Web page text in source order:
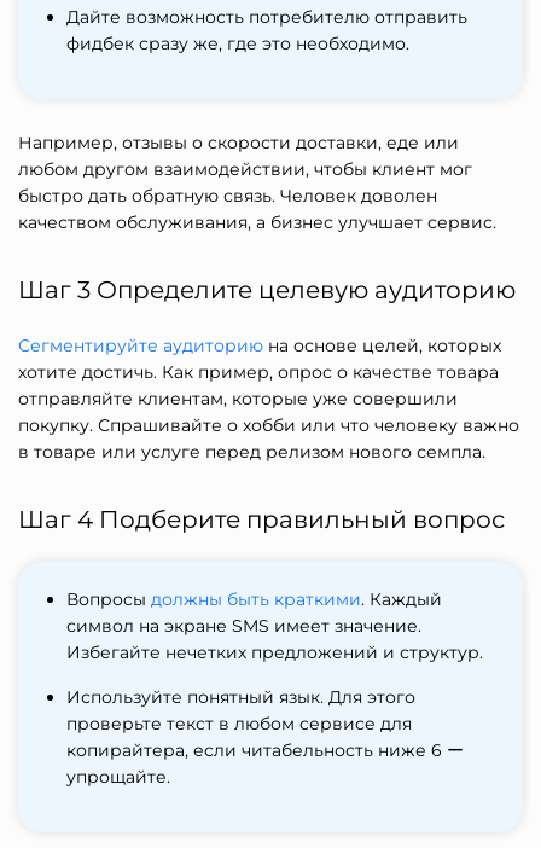
Дайте возможность потребителю отправить
фидбек сразу же, где это необходимо.
Например, отзывы о скорости доставки, еде или
любом другом взаимодействии, чтобы клиент мог
быстро дать обратную связь. Человек доволен
качеством обслуживания, а бизнес улучшает сервис.
Шаг 3 Определите целевую аудиторию
Сегментируйте аудиторию на основе целей, которых
хотите достичь. Как пример, опрос о качестве товара
отправляйте клиентам, которые уже совершили
покупку. Спрашивайте о хобби или что человеку важно
в товаре или услуге перед релизом нового семпла.
Шаг 4 Подберите правильный вопрос
Вопросы должны быть краткими. Каждый
символ на экране SMS имеет значение.
Избегайте нечетких предложений и структур.
Используйте понятный язык. Для этого
проверьте текст в любом сервисе для
копирайтера, если читабельность ниже 6 ー
упрощайте.